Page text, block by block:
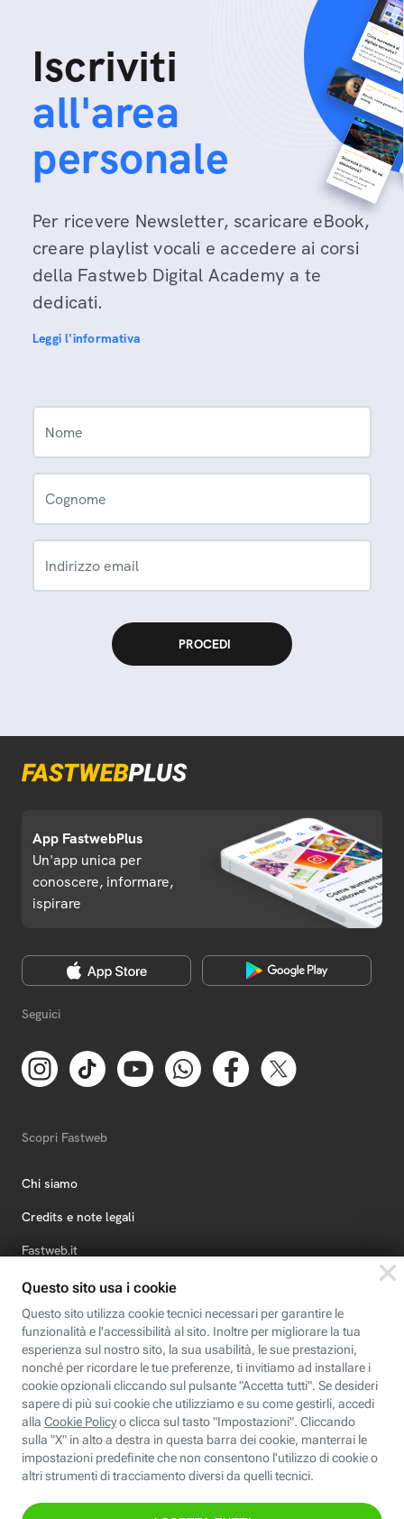
Iscriviti
all'area
personale
Per ricevere Newsletter, scaricare eBook,
creare playlist vocali e accedere ai corsi
della Fastweb Digital Academy a te
dedicati.
Leggi l'informativa
Nome
Cognome
Indirizzo email
App FastwebPlus
Un'app unica per
conoscere, informare,
ispirare
Seguici
Scopri Fastweb
Chi siamo
Credits e note legali
Fastweb.it
Formazione
Fastweb Digital Academy
STEP FuturAbility District
Insieme, siamo futuro